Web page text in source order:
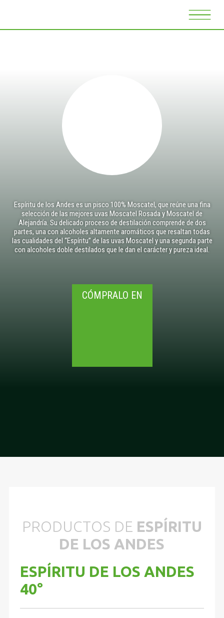
Espíritu de los Andes es un pisco 100% Moscatel, que reúne una fina
selección de las mejores uvas Moscatel Rosada y Moscatel de
Alejandría. Su delicado proceso de destilación comprende de dos
partes, una con alcoholes altamente aromáticos que resaltan todas
las cualidades del “Espíritu” de las uvas Moscatel y una segunda parte
con alcoholes doble destilados que le dan el carácter y pureza ideal.
CÓMPRALO EN
PRODUCTOS DE ESPÍRITU
DE LOS ANDES
ESPÍRITU DE LOS ANDES
40°